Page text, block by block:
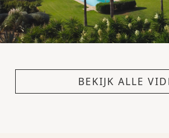
BEKIJK ALLE